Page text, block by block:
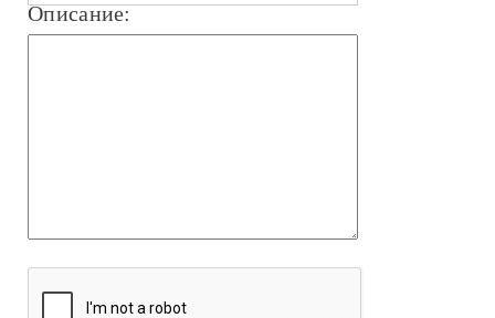
Описание: